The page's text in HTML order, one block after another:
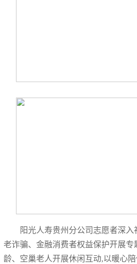
阳光人寿贵州分公司志愿者深
老诈骗、金融消费者权益保护开展专
龄、空巢老人开展休闲互动,以暖心